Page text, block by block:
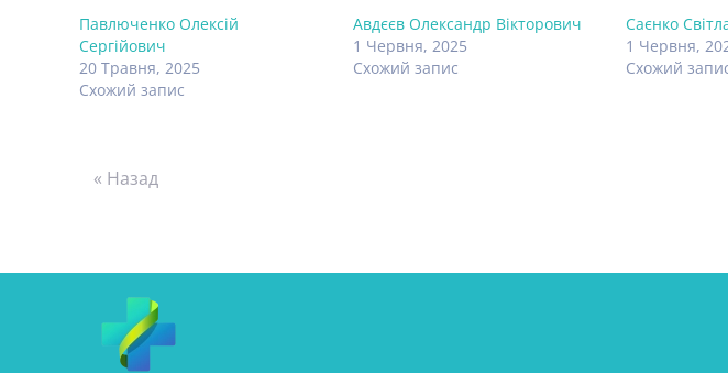
Павлюченко Олексій
Сергійович
20 Травня, 2025
Схожий запис
Авдєєв Олександр Вікторович
1 Червня, 2025
Схожий запис
Саєнко
1 Червня,
Схожий
« Назад